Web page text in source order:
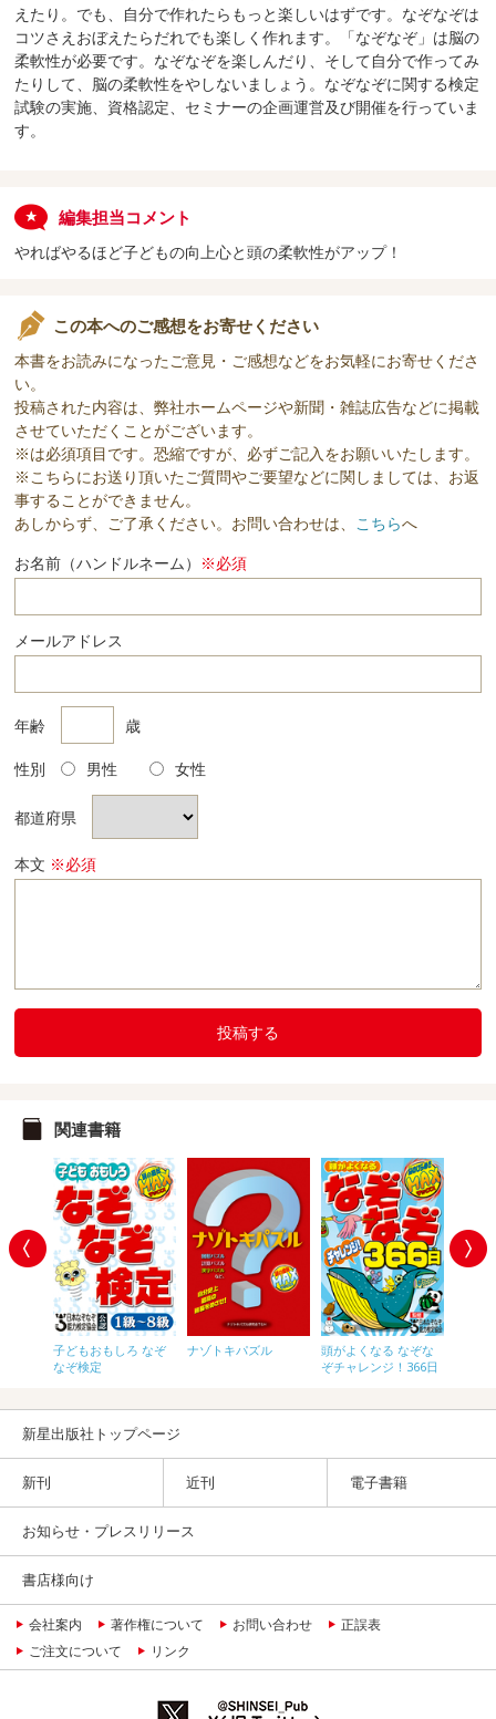
えたり。でも、自分で作れたらもっと楽しいはずです。なぞなぞは
コツさえおぼえたらだれでも楽しく作れます。「なぞなぞ」は脳の
柔軟性が必要です。なぞなぞを楽しんだり、そして自分で作ってみ
たりして、脳の柔軟性をやしないましょう。なぞなぞに関する検定
試験の実施、資格認定、セミナーの企画運営及び開催を行っていま
す。
編集担当コメント
やればやるほど子どもの向上心と頭の柔軟性がアップ！
この本へのご感想をお寄せください
本書をお読みになったご意見・ご感想などをお気軽にお寄せくださ
い。
投稿された内容は、弊社ホームページや新聞・雑誌広告などに掲載
させていただくことがございます。
※は必須項目です。恐縮ですが、必ずご記入をお願いいたします。
※こちらにお送り頂いたご質問やご要望などに関しましては、お返
事することができません。
あしからず、ご了承ください。お問い合わせは、 こちらへ
お名前（ハンドルネーム） ※必須
メールアドレス
年齢 歳
性別 男性 女性
都道府県
本文 ※必須
投稿する
関連書籍
子どもおもしろ なぞ
なぞ検定
ナゾトキパズル
頭がよくなる なぞな
ぞチャレンジ！366日
新星出版社トップページ
新刊 近刊 電子書籍
お知らせ・プレスリリース
書店様向け
会社案内 著作権について お問い合わせ
正誤表
ご注文について
リンク